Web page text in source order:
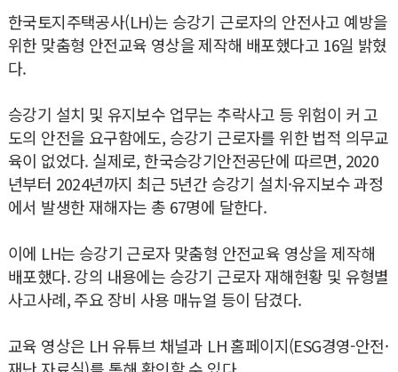
한국토지주택공사(LH)는 승강기 근로자의 안전사고 예방을
위한 맞춤형 안전교육 영상을 제작해 배포했다고 16일 밝혔
다.
승강기 설치 및 유지보수 업무는 추락사고 등 위험이 커 고
도의 안전을 요구함에도, 승강기 근로자를 위한 법적 의무교
육이 없었다. 실제로, 한국승강기안전공단에 따르면, 2020
년부터 2024년까지 최근 5년간 승강기 설치·유지보수 과정
에서 발생한 재해자는 총 67명에 달한다.
이에 LH는 승강기 근로자 맞춤형 안전교육 영상을 제작해
배포했다. 강의 내용에는 승강기 근로자 재해현황 및 유형별
사고사례, 주요 장비 사용 매뉴얼 등이 담겼다.
교육 영상은 LH 유튜브 채널과 LH 홈페이지(ESG경영-안전·